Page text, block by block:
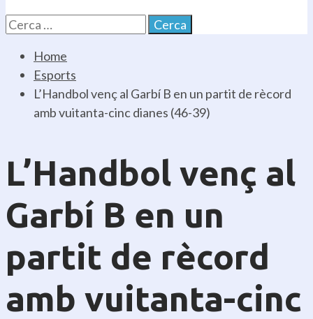
Cerca:
Home
Esports
L’Handbol venç al Garbí B en un partit de rècord
amb vuitanta-cinc dianes (46-39)
L’Handbol venç al
Garbí B en un
partit de rècord
amb vuitanta-cinc